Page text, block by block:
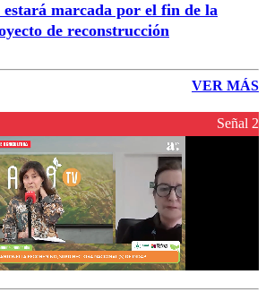
estará marcada por el fin de la
de reconstrucción
VER MÁS
Señal 2